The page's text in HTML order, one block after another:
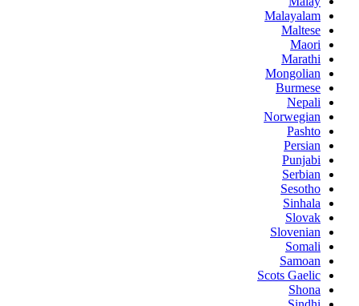
Malayalam
Maltese
Maori
Marathi
Mongolian
Burmese
Nepali
Norwegian
Pashto
Persian
Punjabi
Serbian
Sesotho
Sinhala
Slovak
Slovenian
Somali
Samoan
Scots Gaelic
Shona